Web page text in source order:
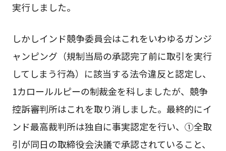
実行しました。
しかしインド競争委員会はこれをいわゆるガンジ
ャンピング（規制当局の承認完了前に取引を実行
してしまう行為）に該当する法令違反と認定し、
1カロールルピーの制裁金を科しましたが、競争
控訴審判所はこれを取り消しました。最終的にイ
ンド最高裁判所は独自に事実認定を行い、①全取
引が同日の取締役会決議で承認されていること、